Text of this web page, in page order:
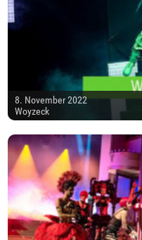
8. November 2022
Woyzeck